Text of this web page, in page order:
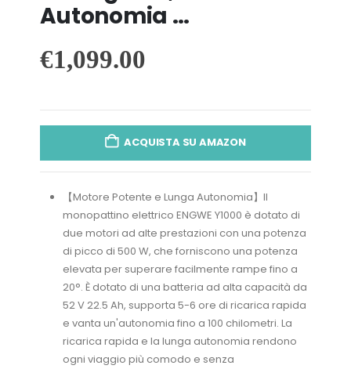
Autonomia …
€1,099.00
ACQUISTA SU AMAZON
【Motore Potente e Lunga Autonomia】Il
monopattino elettrico ENGWE Y1000 è dotato di
due motori ad alte prestazioni con una potenza
di picco di 500 W, che forniscono una potenza
elevata per superare facilmente rampe fino a
20°. È dotato di una batteria ad alta capacità da
52 V 22.5 Ah, supporta 5-6 ore di ricarica rapida
e vanta un'autonomia fino a 100 chilometri. La
ricarica rapida e la lunga autonomia rendono
ogni viaggio più comodo e senza